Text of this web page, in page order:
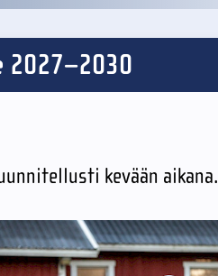
kevään aikana.